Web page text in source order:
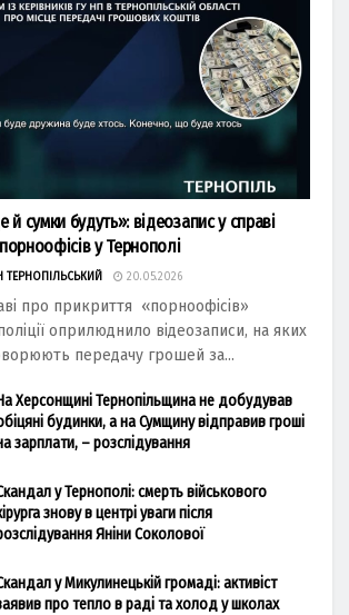
сумки будуть»: відеозапис у справі
у Тернополі
ТЕРНОПІЛЬСЬКИЙ 20.05.2026
про прикриття «порноофісів»
оприлюднило відеозаписи, на яких
передачу грошей за...
Херсонщині Тернопільщина не добудував
будинки, а на Сумщину відправив гроші
зарплати, – розслідування
у Тернополі: смерть військового
знову в центрі уваги після
Яніни Соколової
у Микулинецькій громаді: активіст
про тепло в раді та холод у школах